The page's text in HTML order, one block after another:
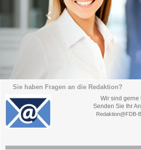
Sie haben Fragen an die Redaktion?
Wir sind gerne
Senden Sie Ihr
Redaktion@FDB-